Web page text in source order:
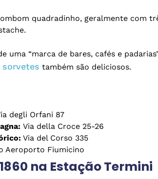
quadradinho, geralmente com
uma “marca de bares, cafés e
sorvetes também são deliciosos.
degli Orfani 87
Via della Croce 25-26
Via del Corso 335
Aeroporto Fiumicino
na Estação Termini